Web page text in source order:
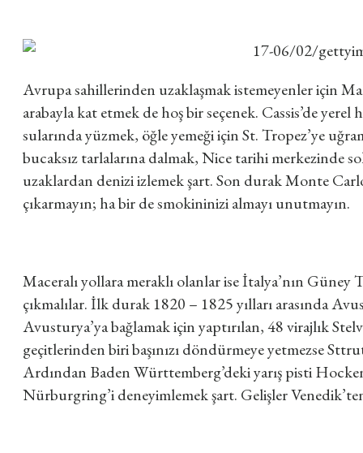
Avrupa sahillerinden uzaklaşmak istemeyenler için
arabayla kat etmek de hoş bir seçenek. Cassis’de
sularında yüzmek, öğle yemeği için St. Tropez’ye
bucaksız tarlalarına dalmak, Nice tarihi merkezinde
uzaklardan denizi izlemek şart. Son durak Monte
çıkarmayın; ha bir de smokininizi almayı unutmayın.
Maceralı yollara meraklı olanlar ise İtalya’nın
çıkmalılar. İlk durak 1820 – 1825 yılları arasında
Avusturya’ya bağlamak için yaptırılan, 48 virajlık
geçitlerinden biri başınızı döndürmeye yetmezse
Ardından Baden Württemberg’deki yarış pisti
Nürburgring’i deneyimlemek şart. Gelişler